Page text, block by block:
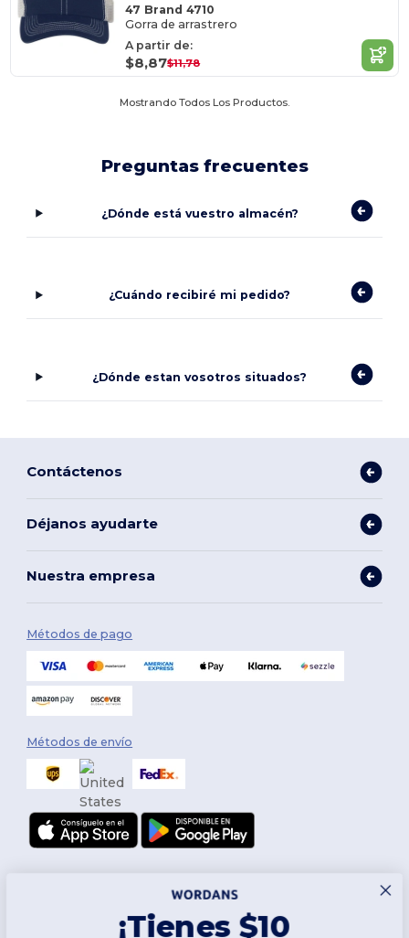
47 Brand 4710
Gorra de arrastrero
A partir de:
$8,87$11,78
Mostrando Todos Los Productos.
Preguntas frecuentes
¿Dónde está vuestro almacén?
¿Cuándo recibiré mi pedido?
¿Dónde estan vosotros situados?
Contáctenos
Déjanos ayudarte
Nuestra empresa
Métodos de pago
Métodos de envío
¡Tienes $10